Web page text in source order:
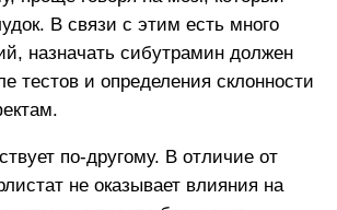
В связи с этим есть много
назначать сибутрамин должен
тестов и определения склонности
по-другому. В отличие от
не оказывает влияния на